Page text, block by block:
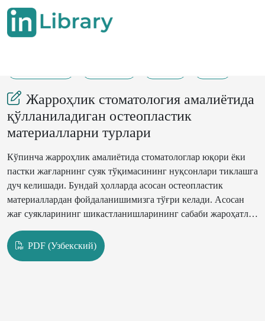
Жарроҳлик стоматология амалиётида
қўлланиладиган остеопластик
материалларни турлари
Кўпинча жарроҳлик амалиётида стоматологлар юқори ёки
пастки жағларнинг суяк тўқимасининг нуқсонлари тиклашга
дуч келишади. Бундай ҳолларда асосан остеопластик
материаллардан фойдаланишимизга тўғри келади. Асосан
жағ суякларининг шикастланишларининг сабаби жароҳатлар
ёки олиниши туфайли сабабли келиб чиқиши мумкин.
PDF (Узбекский)